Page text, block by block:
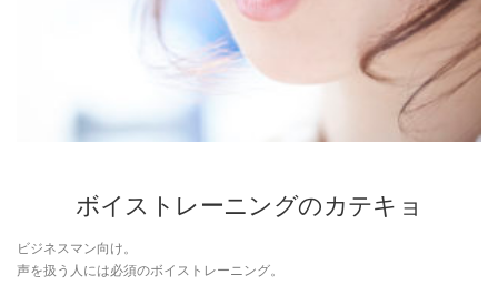
ボイストレーニングのカテキョ
ビジネスマン向け。
声を扱う人には必須のボイストレーニング。